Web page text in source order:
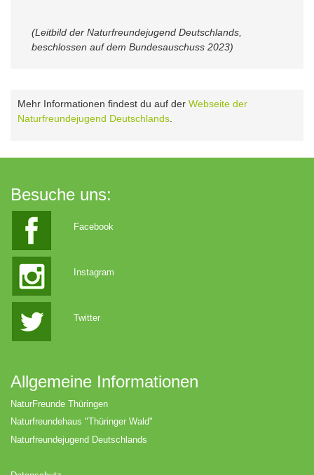
(Leitbild der Naturfreundejugend Deutschlands,
beschlossen auf dem Bundesauschuss 2023)
Mehr Informationen findest du auf der Webseite der
Naturfreundejugend Deutschlands
Besuche uns:
Facebook
Instagram
Twitter
Allgemeine Informationen
NaturFreunde Thüringen
Naturfreundehaus "Thüringer Wald"
Naturfreundejugend Deutschlands